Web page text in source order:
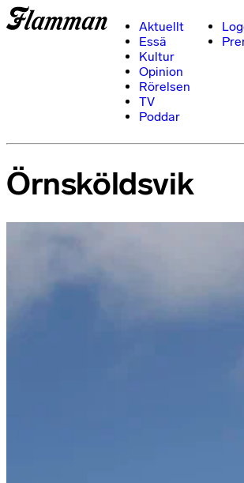
Aktuellt
Essä
Kultur
Opinion
Rörelsen
TV
Poddar
Örnsköldsvik